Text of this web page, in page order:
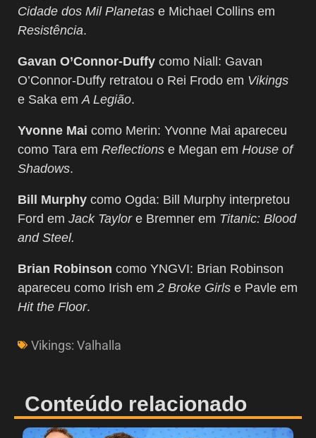
Cidade dos Mil Planetas e Michael Collins em
Resistência.
Gavan O’Connor-Duffy como Niall: Gavan
O’Connor-Duffy retratou o Rei Frodo em Vikings
e Saka em A Legião.
Yvonne Mai como Merin: Yvonne Mai apareceu
como Tara em Reflections e Megan em House of
Shadows.
Bill Murphy como Ogda: Bill Murphy interpretou
Ford em Jack Taylore Bremner em Titanic: Blood
and Steel.
Brian Robinson como YNGVI: Brian Robinson
apareceu como Irish em 2 Broke Girls e Pavle em
Hit the Floor.
Vikings: Valhalla
Conteúdo relacionado